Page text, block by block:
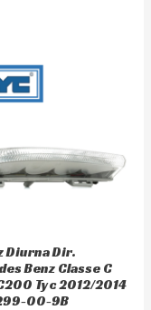
Diurna Dir.
Benz Classe C
Tyc 2012/2014
00-9B